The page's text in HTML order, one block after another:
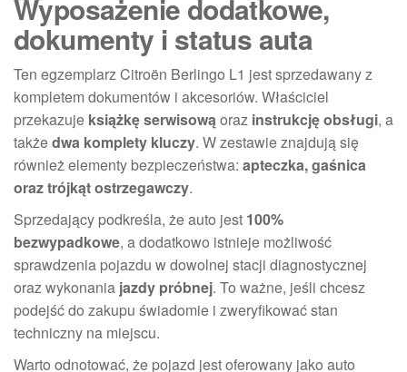
Wyposażenie dodatkowe,
dokumenty i status auta
Ten egzemplarz Citroën Berlingo L1 jest sprzedawany z
kompletem dokumentów i akcesoriów. Właściciel
przekazuje książkę serwisowąoraz instrukcję obsługi, a
takżedwa komplety kluczy. W zestawie znajdują się
również elementy bezpieczeństwa: apteczka, gaśnica
oraz trójkąt ostrzegawczy.
Sprzedający podkreśla, że auto jest 100%
bezwypadkowe, a dodatkowo istnieje możliwość
sprawdzenia pojazdu w dowolnej stacji diagnostycznej
oraz wykonania jazdy próbnej. To ważne, jeśli chcesz
podejść do zakupu świadomie i zweryfikować stan
techniczny na miejscu.
Warto odnotować, że pojazd jest oferowany jako auto